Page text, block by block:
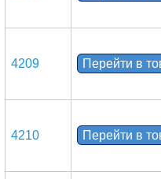
4209 Перейти в
4210 Перейти в